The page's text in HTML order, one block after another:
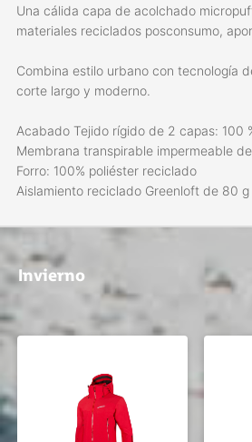
Una cálida capa de acolchado
materiales reciclados posconsumo,
Combina estilo urbano con tecnología
corte largo y moderno.
Acabado Tejido rígido de 2 capas: 100
Membrana transpirable impermeable
Forro: 100% poliéster reciclado
Aislamiento reciclado Greenloft de 80 g
Invierno